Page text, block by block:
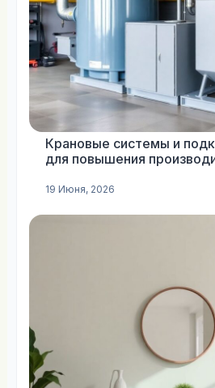
Крановые системы и
для повышения
19 Июня, 2026